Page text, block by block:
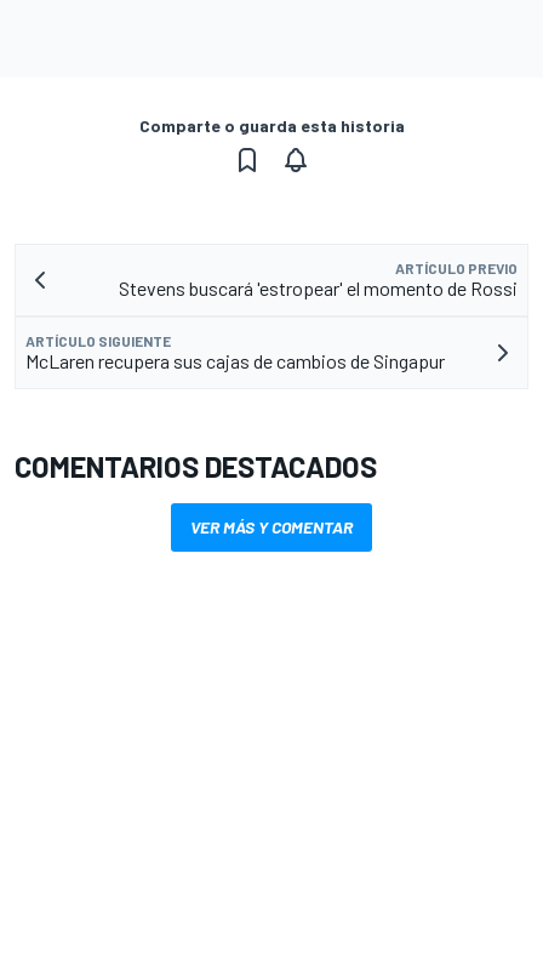
Comparte o guarda esta historia
ARTÍCULO PREVIO
Stevens buscará 'estropear' el momento de Rossi
ARTÍCULO SIGUIENTE
McLaren recupera sus cajas de cambios de Singapur
COMENTARIOS DESTACADOS
VER MÁS Y COMENTAR